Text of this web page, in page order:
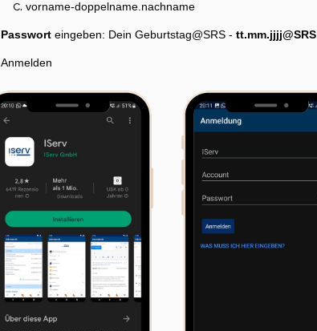
vorname-doppelname.nachname
Passwort eingeben: Dein Geburtstag@SRS - tt.mm.jjjj@SRS
Anmelden